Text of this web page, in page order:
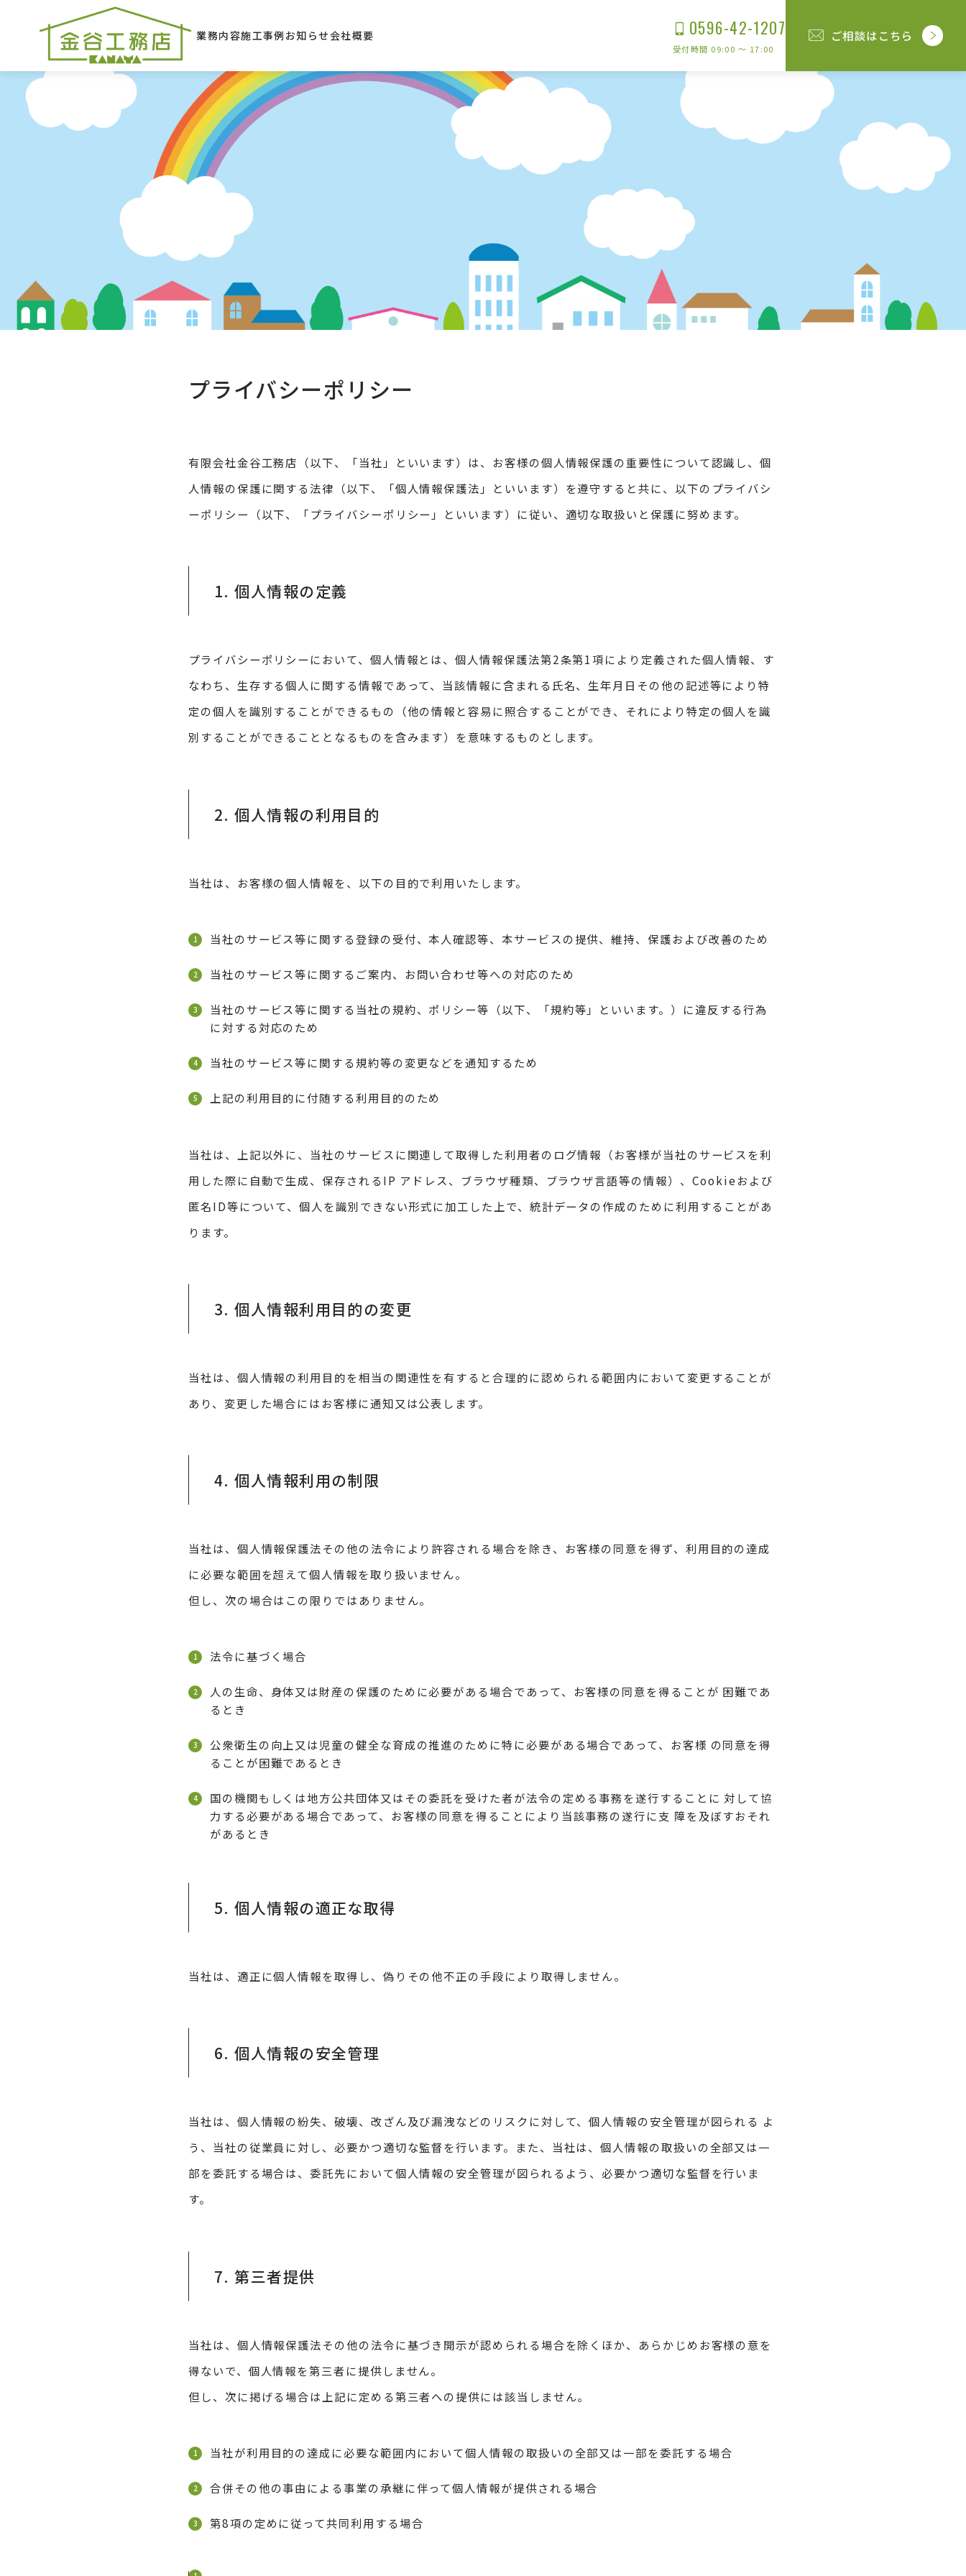
業務内容施工事例お知らせ会社概要 0596-42-1207
受付時間 09:00 〜 17:00
ご相談はこちら
プライバシーポリシー
有限会社金谷工務店（以下、「当社」といいます）は、お客様の個人情報保護の重要性について認識し、個
人情報の保護に関する法律（以下、「個人情報保護法」といいます）を遵守すると共に、以下のプライバシ
ーポリシー（以下、「プライバシーポリシー」といいます）に従い、適切な取扱いと保護に努めます。
1. 個人情報の定義
プライバシーポリシーにおいて、個人情報とは、個人情報保護法第2条第1項により定義された個人情報、す
なわち、生存する個人に関する情報であって、当該情報に含まれる氏名、生年月日その他の記述等により特
定の個人を識別することができるもの（他の情報と容易に照合することができ、それにより特定の個人を識
別することができることとなるものを含みます）を意味するものとします。
2. 個人情報の利用目的
当社は、お客様の個人情報を、以下の目的で利用いたします。
当社のサービス等に関する登録の受付、本人確認等、本サービスの提供、維持、保護および改善のため
当社のサービス等に関するご案内、お問い合わせ等への対応のため
当社のサービス等に関する当社の規約、ポリシー等（以下、「規約等」といいます。）に違反する行為
に対する対応のため
当社のサービス等に関する規約等の変更などを通知するため
上記の利用目的に付随する利用目的のため
当社は、上記以外に、当社のサービスに関連して取得した利用者のログ情報（お客様が当社のサービスを利
用した際に自動で生成、保存されるIP アドレス、ブラウザ種類、ブラウザ言語等の情報）、Cookieおよび
匿名ID等について、個人を識別できない形式に加工した上で、統計データの作成のために利用することがあ
ります。
3. 個人情報利用目的の変更
当社は、個人情報の利用目的を相当の関連性を有すると合理的に認められる範囲内において変更することが
あり、変更した場合にはお客様に通知又は公表します。
4. 個人情報利用の制限
当社は、個人情報保護法その他の法令により許容される場合を除き、お客様の同意を得ず、利用目的の達成
に必要な範囲を超えて個人情報を取り扱いません。
但し、次の場合はこの限りではありません。
法令に基づく場合
人の生命、身体又は財産の保護のために必要がある場合であって、お客様の同意を得ることが 困難であ
るとき
公衆衛生の向上又は児童の健全な育成の推進のために特に必要がある場合であって、お客様 の同意を得
ることが困難であるとき
国の機関もしくは地方公共団体又はその委託を受けた者が法令の定める事務を遂行することに 対して協
力する必要がある場合であって、お客様の同意を得ることにより当該事務の遂行に支 障を及ぼすおそれ
があるとき
5. 個人情報の適正な取得
当社は、適正に個人情報を取得し、偽りその他不正の手段により取得しません。
6. 個人情報の安全管理
当社は、個人情報の紛失、破壊、改ざん及び漏洩などのリスクに対して、個人情報の安全管理が図られる よ
う、当社の従業員に対し、必要かつ適切な監督を行います。また、当社は、個人情報の取扱いの全部又は一
部を委託する場合は、委託先において個人情報の安全管理が図られるよう、必要かつ適切な監督を行いま
す。
7. 第三者提供
当社は、個人情報保護法その他の法令に基づき開示が認められる場合を除くほか、あらかじめお客様の意を
得ないで、個人情報を第三者に提供しません。
但し、次に掲げる場合は上記に定める第三者への提供には該当しません。
当社が利用目的の達成に必要な範囲内において個人情報の取扱いの全部又は一部を委託する場合
合併その他の事由による事業の承継に伴って個人情報が提供される場合
第8項の定めに従って共同利用する場合